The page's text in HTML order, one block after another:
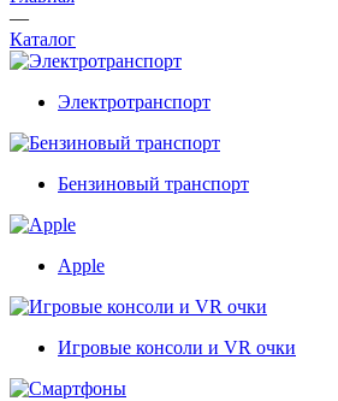
—
Каталог
Электротранспорт
Бензиновый транспорт
Apple
Игровые консоли и VR очки